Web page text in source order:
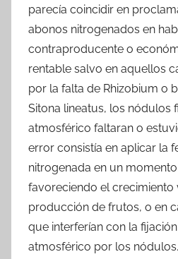
parecía coincidir en
abonos nitrogenados en
contraproducente o
rentable salvo en aquellos
por la falta de Rhizobium o
Sitona lineatus, los nódulos
atmosférico faltaran o
error consistía en aplicar la
nitrogenada en un
favoreciendo el crecimiento
producción de frutos, o en
que interferían con la
atmosférico por los nódulos.